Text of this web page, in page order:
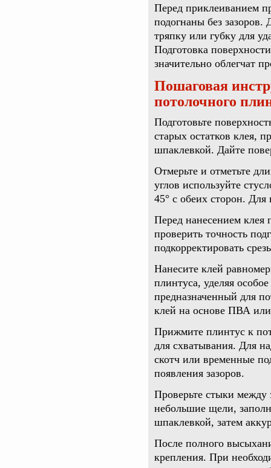
Перед приклеиванием
подогнаны без зазоров.
тряпку или губку для
Подготовка
значительно облегчат
Пошаговая
потолочного
Подготовьте
старых остатков клея,
шпаклевкой. Дайте
Отмерьте и отметьте
углов используйте
45° с обеих сторон. Для
Перед нанесением клея
проверить точность
подкорректировать
Нанесите клей
плинтуса, уделяя
предназначенный для
клей на основе ПВА
Прижмите плинтус к
для схватывания. Для
скотч или временные
появления зазоров.
Проверьте стыки между
небольшие щели,
шпаклевкой, затем
После полного
крепления. При